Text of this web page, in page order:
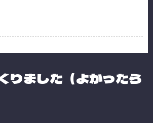
りました（よかったら